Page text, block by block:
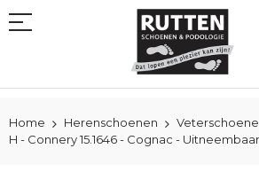
naar
Home Herenschoenen
H - Connery 15.1646 - Cognac -